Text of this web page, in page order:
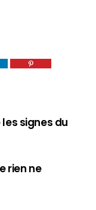
signes du
rien ne